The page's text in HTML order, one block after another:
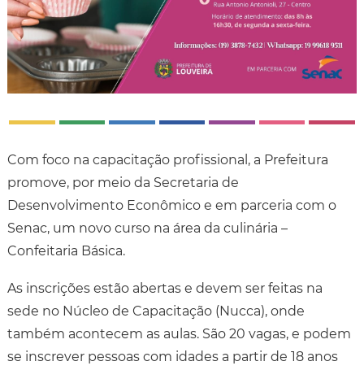
Com foco na capacitação profissional, a Prefeitura
promove, por meio da Secretaria de
Desenvolvimento Econômico e em parceria com o
Senac, um novo curso na área da culinária –
Confeitaria Básica.
As inscrições estão abertas e devem ser feitas na
sede no Núcleo de Capacitação (Nucca), onde
também acontecem as aulas. São 20 vagas, e podem
se inscrever pessoas com idades a partir de 18 anos